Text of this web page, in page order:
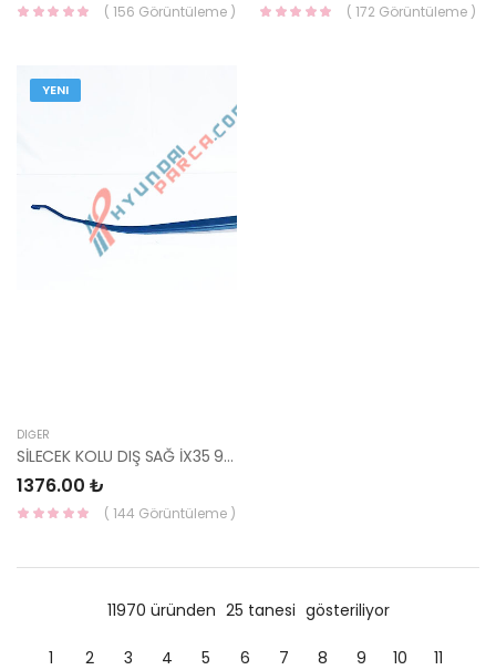
( 156 Görüntüleme ) ( 172 Görüntüleme )
YENI
DIĞER
SİLECEK KOLU DIŞ SAĞ İX35 98320-2S000-HMC
1376.00 ₺
( 144 Görüntüleme )
11970 üründen 25 tanesi gösteriliyor
1 2 3 4 5 6 7 8 9 10
11